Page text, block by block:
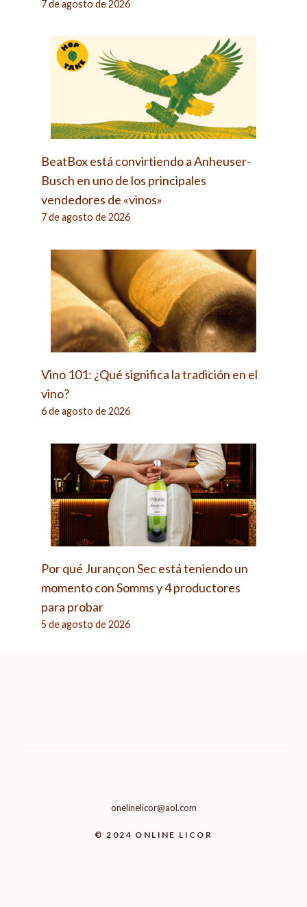
7 de agosto de 2026
BeatBox está convirtiendo a Anheuser-
Busch en uno de los principales
vendedores de «vinos»
7 de agosto de 2026
Vino 101: ¿Qué significa la tradición en el
vino?
6 de agosto de 2026
Por qué Jurançon Sec está teniendo un
momento con Somms y 4 productores
para probar
5 de agosto de 2026
© 2024 ONLINE LICOR
onelinelicor@aol.com